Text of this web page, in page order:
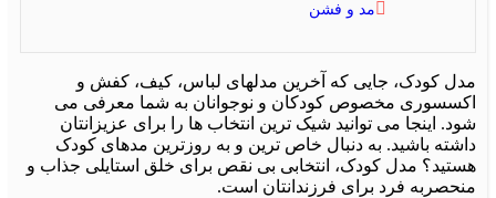
مد و فشن
کودک، جایی که آخرین مدلهای لباس، کیف، کفش و
مخصوص کودکان و نوجوانان به شما معرفی می
اینجا می توانید شیک ترین انتخاب ها را برای عزیزانتان
باشید. به دنبال خاص ترین و به روزترین مدهای کودک
مدل کودک، انتخابی بی نقص برای خلق استایلی جذاب و
فرد برای فرزندانتان است.